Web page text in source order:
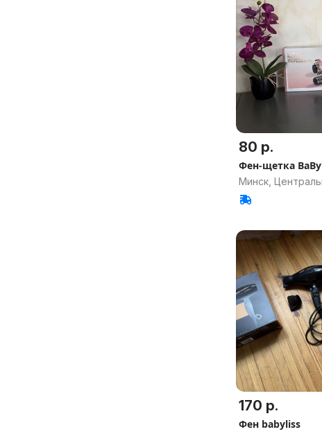
80 р.
Фен-щетка
Минск,
170 р.
Фен babyliss